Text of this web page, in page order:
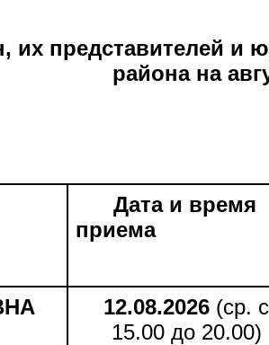
их представителей и
района на
Дата и время
приема
12.08.2026 (ср. с
15.00 до 20.00)